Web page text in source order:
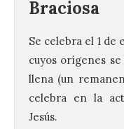
Braciosa
Se celebra el 1
cuyos orígenes
llena (un
celebra en la
Jesús.